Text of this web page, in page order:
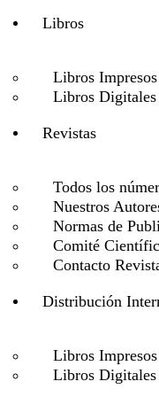
Libros
Libros Impresos
Libros Digitales
Revistas
Todos los
Nuestros
Normas de
Comité
Contacto
Distribución
Libros Impresos
Libros Digitales